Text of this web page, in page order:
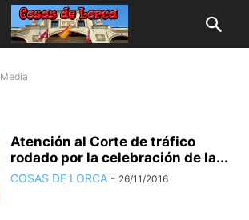
Media
Atención al Corte de tráfico
rodado por la celebración de la...
COSAS DE LORCA - 26/11/2016